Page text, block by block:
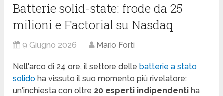
Batterie solid-state: frode da 25
milioni e Factorial su Nasdaq
9 Giugno 2026 Mario Forti
Nell'arco di 24 ore, il settore delle batterie a stato
solido ha vissuto il suo momento più rivelatore:
un'inchiesta con oltre 20 esperti indipendenti ha